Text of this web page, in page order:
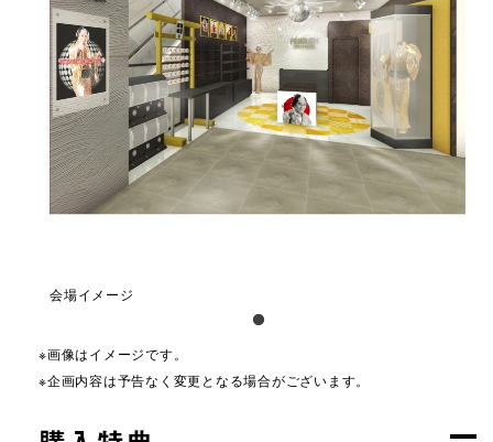
会場イメージ
※画像はイメージです。
※企画内容は予告なく変更となる場合がございます。